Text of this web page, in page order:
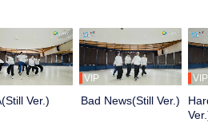
Ver.)
VIP
Bad News(Still Ver.)
VIP